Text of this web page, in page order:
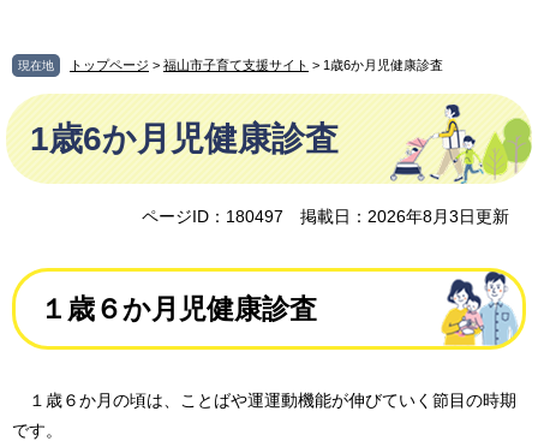
ジ
先
頭
で
ュ
を
飛
ば
へ
現在地 トップページ > 福山市子育て支援サイト > 1歳6か月児健康診査
本
文
1歳6か月児健康診査
ページID：180497 掲載日：2026年8月3日更新
１歳６か月児健康診査
１歳６か月の頃は、ことばや運運動機能が伸びていく節目の時期
です。